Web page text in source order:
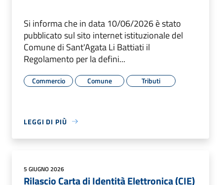
Si informa che in data 10/06/2026 è stato
pubblicato sul sito internet istituzionale del
Comune di Sant'Agata Li Battiati il
Regolamento per la defini...
Commercio Comune Tributi
LEGGI DI PIÙ
5 GIUGNO 2026
Rilascio Carta di Identità Elettronica (CIE)